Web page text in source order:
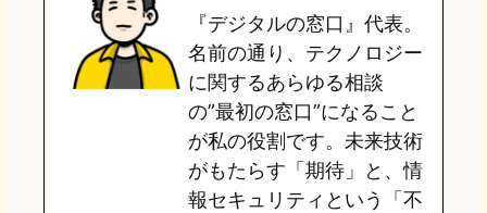
o
n
k
o
o
k
a
『デジタルの窓口』代表。
名前の通り、テクノロジー
に関するあらゆる相談
の”最初の窓口”になること
が私の役割です。未来技術
がもたらす「期待」と、情
報セキュリティという「不